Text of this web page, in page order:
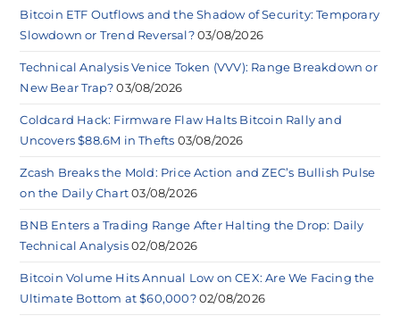
Bitcoin ETF Outflows and the Shadow of Security: Temporary
Slowdown or Trend Reversal? 03/08/2026
Technical Analysis Venice Token (VVV): Range Breakdown or
New Bear Trap? 03/08/2026
Coldcard Hack: Firmware Flaw Halts Bitcoin Rally and
Uncovers $88.6M in Thefts 03/08/2026
Zcash Breaks the Mold: Price Action and ZEC’s Bullish Pulse
on the Daily Chart 03/08/2026
BNB Enters a Trading Range After Halting the Drop: Daily
Technical Analysis 02/08/2026
Bitcoin Volume Hits Annual Low on CEX: Are We Facing the
Ultimate Bottom at $60,000? 02/08/2026